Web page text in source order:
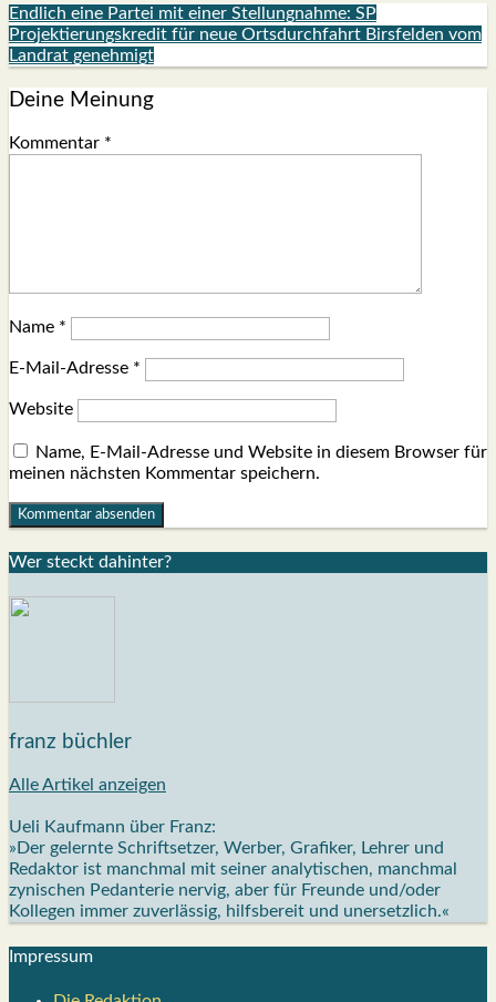
Endlich eine Partei mit einer Stellungnahme: SP
Projektierungskredit für neue Ortsdurchfahrt Birsfelden vom
Landrat genehmigt
Deine Meinung
Kommentar *
Name *
E-Mail-Adresse *
Website
Name, E-Mail-Adresse und Website in diesem Browser für
meinen nächsten Kommentar speichern.
Wer steckt dahin­ter?
franz büchler
Alle Artikel anzeigen
Ueli Kaufmann über Franz:
»Der gelernte Schriftsetzer, Werber, Grafiker, Lehrer und
Redaktor ist manchmal mit seiner analytischen, manchmal
zynischen Pedanterie nervig, aber für Freunde und/oder
Kollegen immer zuverlässig, hilfsbereit und unersetzlich.«
Impres­sum